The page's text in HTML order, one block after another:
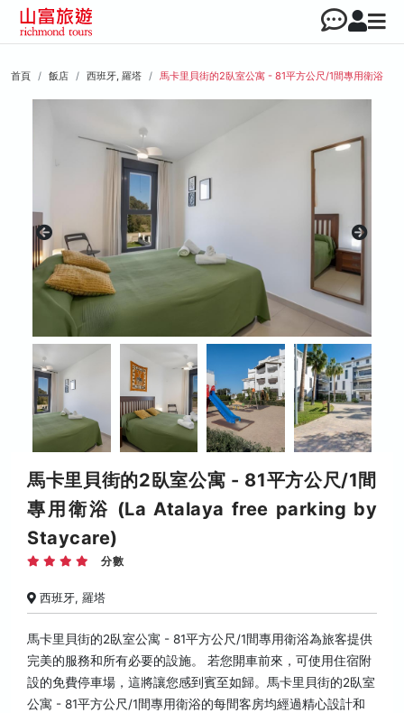
首頁 飯店 西班牙, 羅塔 馬卡里貝街的2臥室公寓 - 81平方公尺/1間專用衛浴
馬卡里貝街的2臥室公寓 - 81平方公尺/1間
專用衛浴 (La Atalaya free parking by
Staycare)
分數
西班牙, 羅塔
馬卡里貝街的2臥室公寓 - 81平方公尺/1間專用衛浴為旅客提供
完美的服務和所有必要的設施。 若您開車前來，可使用住宿附
設的免費停車場，這將讓您感到賓至如歸。馬卡里貝街的2臥室
公寓 - 81平方公尺/1間專用衛浴的每間客房均經過精心設計和